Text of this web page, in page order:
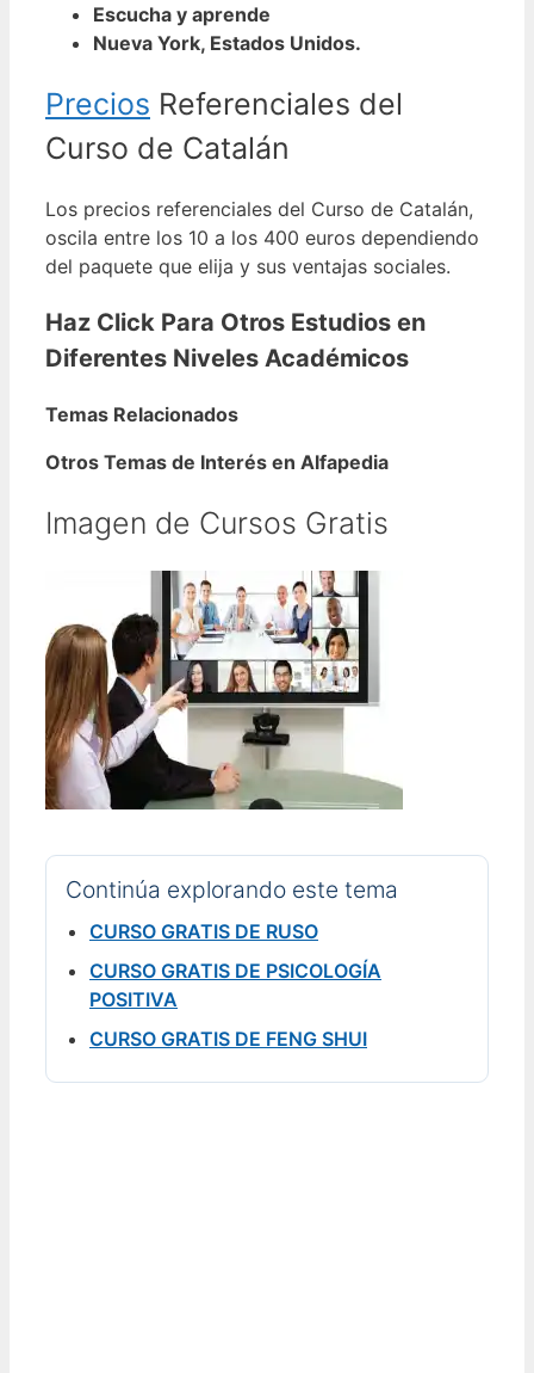
Escucha y aprende
Nueva York, Estados Unidos.
Precios Referenciales del
Curso de Catalán
Los precios referenciales del Curso de Catalán,
oscila entre los 10 a los 400 euros dependiendo
del paquete que elija y sus ventajas sociales.
Haz Click Para Otros Estudios en
Diferentes Niveles Académicos
Temas Relacionados
Otros Temas de Interés en Alfapedia
Imagen de Cursos Gratis
Continúa explorando este tema
CURSO GRATIS DE RUSO
CURSO GRATIS DE PSICOLOGÍA
POSITIVA
CURSO GRATIS DE FENG SHUI